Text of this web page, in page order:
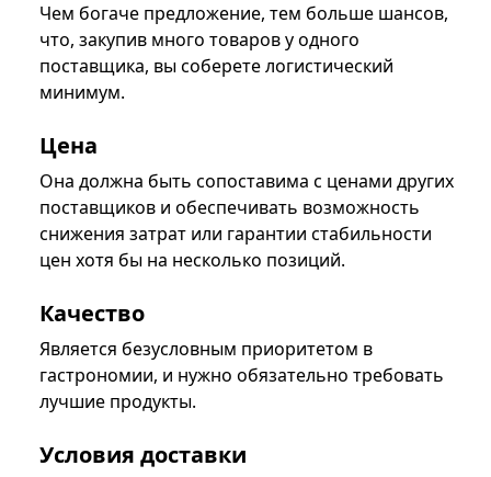
Чем богаче предложение, тем больше шансов,
что, закупив много товаров у одного
поставщика, вы соберете логистический
минимум.
Цена
Она должна быть сопоставима с ценами других
поставщиков и обеспечивать возможность
снижения затрат или гарантии стабильности
цен хотя бы на несколько позиций.
Качество
Является безусловным приоритетом в
гастрономии, и нужно обязательно требовать
лучшие продукты.
Условия доставки